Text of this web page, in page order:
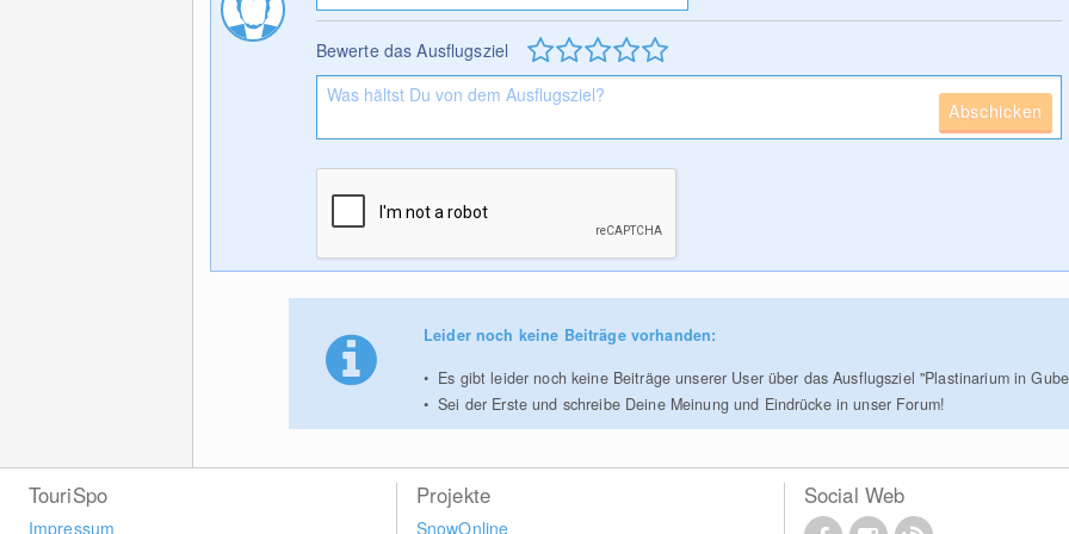
Bewerte das Ausflugsziel
Abschicken
Leider noch keine Beiträge vorhanden:
Es gibt leider noch keine Beiträge unserer User über das Ausflugsziel "Plastinarium in
Sei der Erste und schreibe Deine Meinung und Eindrücke in unser Forum!
TouriSpo
Impressum
Projekte
SnowOnline
Social Web